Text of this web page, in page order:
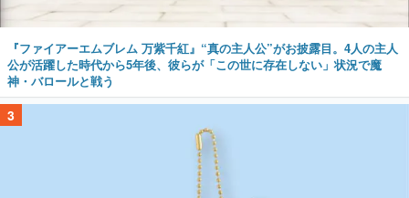
『ファイアーエムブレム 万紫千紅』“真の主人公”がお披露目。4人の主人
公が活躍した時代から5年後、彼らが「この世に存在しない」状況で魔
神・バロールと戦う
3